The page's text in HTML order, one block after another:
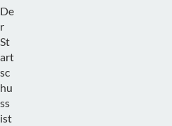
De
r
St
art
sc
hu
ss
ist